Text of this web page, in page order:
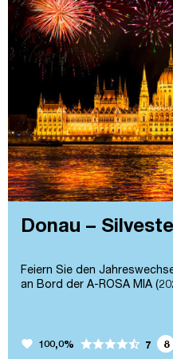
Donau –
Feiern Sie den
an Bord der A-ROSA MIA
favorite 100,0% 7 8